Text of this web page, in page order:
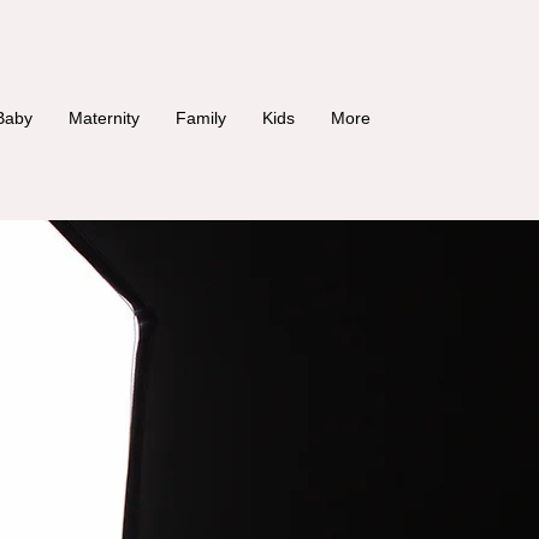
Maternity Family Kids More